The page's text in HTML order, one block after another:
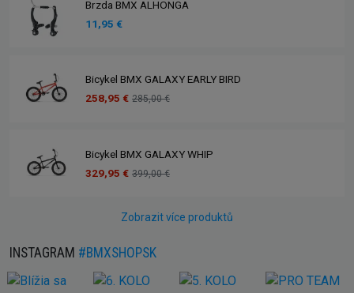
Brzda BMX ALHONGA
11,95 €
Bicykel BMX GALAXY EARLY BIRD
258,95 € 285,00 €
Bicykel BMX GALAXY WHIP
329,95 € 399,00 €
Zobrazit více produktů
INSTAGRAM #BMXSHOPSK